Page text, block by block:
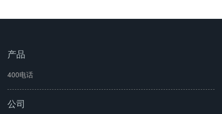
产品
400电话
公司